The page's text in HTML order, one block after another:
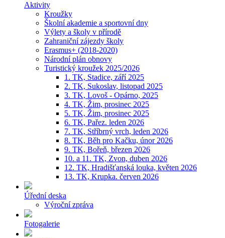
Aktivity
Kroužky
Školní akademie a sportovní dny
Výlety a školy v přírodě
Zahraniční zájezdy školy
Erasmus+ (2018-2020)
Národní plán obnovy
Turistický kroužek 2025/2026
1. TK, Stadice, září 2025
2. TK, Sukoslav, listopad 2025
3. TK, Lovoš - Opárno, 2025
4. TK, Žim, prosinec 2025
5. TK, Žim, prosinec 2025
6. TK, Pařez. leden 2026
7. TK, Stříbrný vrch, leden 2026
8. TK, Běh pro Kačku, únor 2026
9. TK, Bořeň, březen 2026
10. a 11. TK, Zvon, duben 2026
12. TK, Hradišťanská louka, květen 2026
13. TK, Krupka. červen 2026
Úřední deska
Výroční zpráva
Fotogalerie